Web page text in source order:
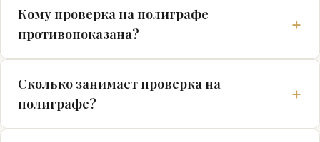
Кому проверка на полиграфе
противопоказана?
Сколько занимает проверка на
полиграфе?